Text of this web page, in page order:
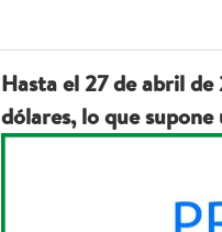
Hasta el 27 de abril
dólares, lo que